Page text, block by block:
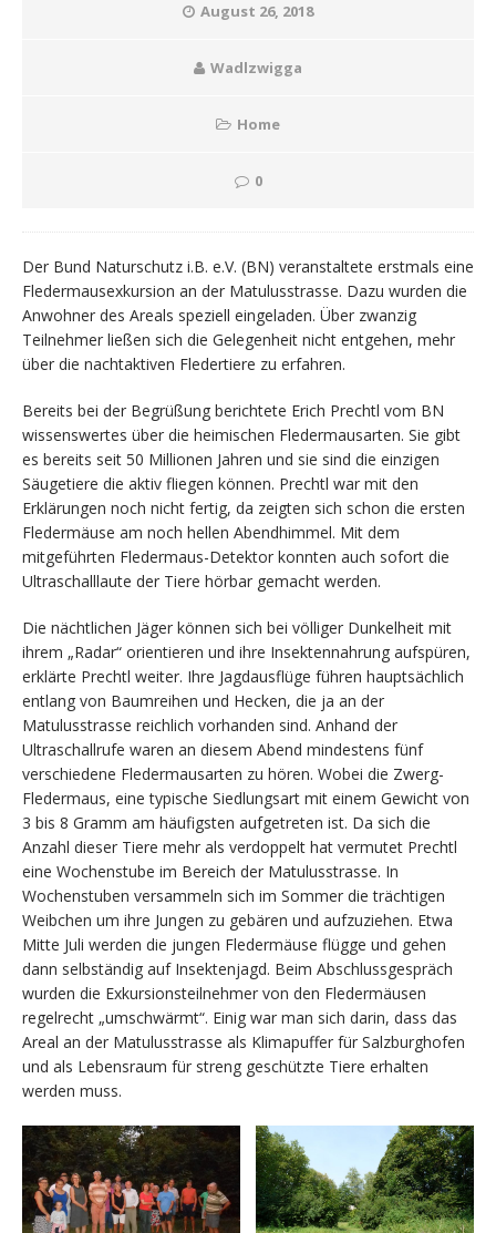
August 26, 2018
Wadlzwigga
Home
0
Der Bund Naturschutz i.B. e.V. (BN) veranstaltete erstmals eine
Fledermausexkursion an der Matulusstrasse. Dazu wurden die
Anwohner des Areals speziell eingeladen. Über zwanzig
Teilnehmer ließen sich die Gelegenheit nicht entgehen, mehr
über die nachtaktiven Fledertiere zu erfahren.
Bereits bei der Begrüßung berichtete Erich Prechtl vom BN
wissenswertes über die heimischen Fledermausarten. Sie gibt
es bereits seit 50 Millionen Jahren und sie sind die einzigen
Säugetiere die aktiv fliegen können. Prechtl war mit den
Erklärungen noch nicht fertig, da zeigten sich schon die ersten
Fledermäuse am noch hellen Abendhimmel. Mit dem
mitgeführten Fledermaus-Detektor konnten auch sofort die
Ultraschalllaute der Tiere hörbar gemacht werden.
Die nächtlichen Jäger können sich bei völliger Dunkelheit mit
ihrem „Radar“ orientieren und ihre Insektennahrung aufspüren,
erklärte Prechtl weiter. Ihre Jagdausflüge führen hauptsächlich
entlang von Baumreihen und Hecken, die ja an der
Matulusstrasse reichlich vorhanden sind. Anhand der
Ultraschallrufe waren an diesem Abend mindestens fünf
verschiedene Fledermausarten zu hören. Wobei die Zwerg-
Fledermaus, eine typische Siedlungsart mit einem Gewicht von
3 bis 8 Gramm am häufigsten aufgetreten ist. Da sich die
Anzahl dieser Tiere mehr als verdoppelt hat vermutet Prechtl
eine Wochenstube im Bereich der Matulusstrasse. In
Wochenstuben versammeln sich im Sommer die trächtigen
Weibchen um ihre Jungen zu gebären und aufzuziehen. Etwa
Mitte Juli werden die jungen Fledermäuse flügge und gehen
dann selbständig auf Insektenjagd. Beim Abschlussgespräch
wurden die Exkursionsteilnehmer von den Fledermäusen
regelrecht „umschwärmt“. Einig war man sich darin, dass das
Areal an der Matulusstrasse als Klimapuffer für Salzburghofen
und als Lebensraum für streng geschützte Tiere erhalten
werden muss.